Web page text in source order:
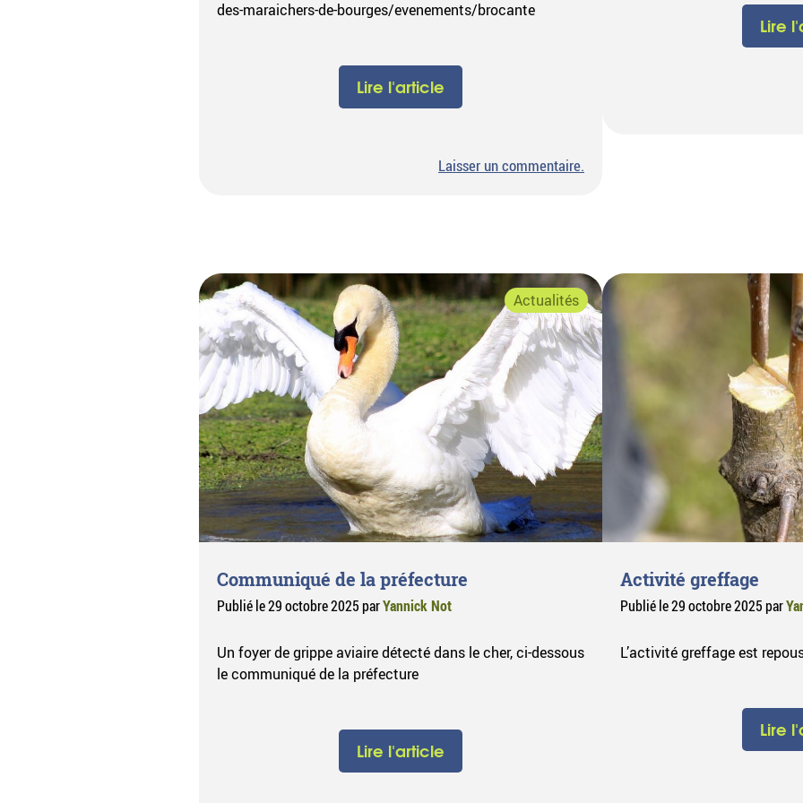
des-maraichers-de-bourges/evenements/brocante
Lire l'article
Laisser un commentairesur
.
Lire
Actualités
Communiqué de la préfecture
Publié le29 octobre 2025 parYannick Not
Un foyer de grippe aviaire détecté dans le cher, ci-dessous
le communiqué de la préfecture
Lire l'article
Activité greffage
Publié le29 octobre 2025 par
L’activité greffage est
Lire